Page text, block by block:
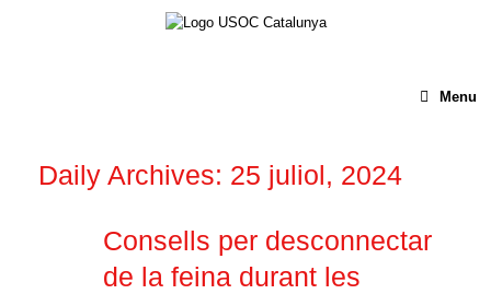
Menu
Daily Archives: 25 juliol, 2024
Consells per desconnectar
de la feina durant les